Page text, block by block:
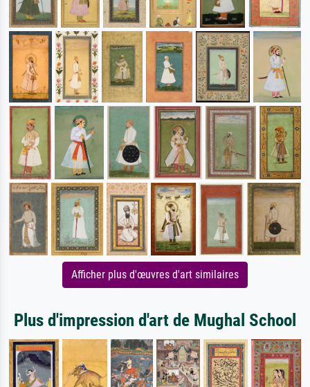
Afficher plus d'œuvres d'art similaires
Plus d'impression d'art de Mughal School